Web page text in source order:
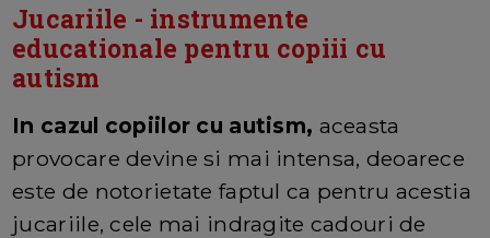
Jucariile - instrumente
educationale pentru copiii cu
autism
In cazul copiilor cu autism, aceasta
provocare devine si mai intensa, deoarece
este de notorietate faptul ca pentru acestia
jucariile, cele mai indragite cadouri de